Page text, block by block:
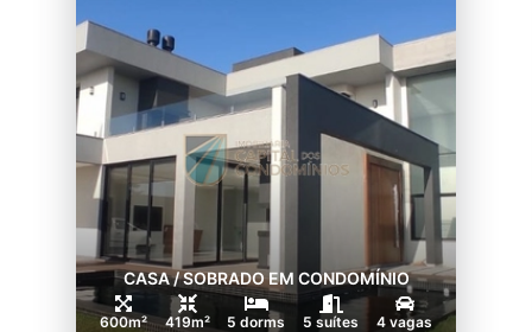
CASA / SOBRADO EM CONDOMÍNIO
600m² 419m² 5 dorms 5 suítes 4 vagas